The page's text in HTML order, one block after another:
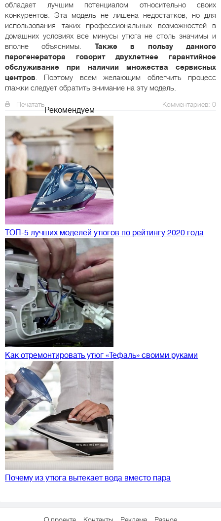
обладает лучшим потенциалом относительно своих
конкурентов. Эта модель не лишена недостатков, но для
использования таких профессиональных возможностей в
домашних условиях все минусы утюга не столь значимы и
вполне объяснимы. Также в пользу данного
парогенератора говорит двухлетнее гарантийное
обслуживание при наличии множества сервисных
центров. Поэтому всем желающим облегчить процесс
глажки следует обратить внимание на эту модель.
Печатать Комментариев: 0
Рекомендуем
ТОП-5 лучших моделей утюгов по рейтингу 2020 года
Как отремонтировать утюг «Тефаль» своими руками
Почему из утюга вытекает вода вместо пара